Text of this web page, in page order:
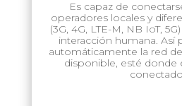
Es capaz de
operadores locales y
(3G, 4G, LTE-M, NB IoT,
interacción humana. Así
automáticamente la red
disponible, esté donde